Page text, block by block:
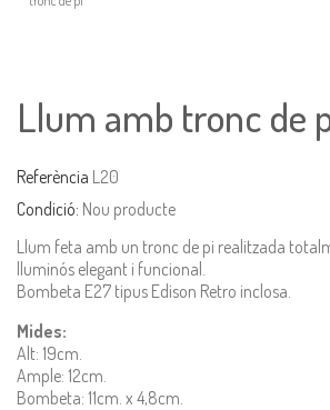
Llum amb tronc de
Referència L20
Condició: Nou producte
Llum feta amb un tronc de pi realitzada
lluminós elegant i funcional.
Bombeta E27 tipus Edison Retro inclosa.
Mides:
Alt: 19cm.
Ample: 12cm.
Bombeta: 11cm. x 4,8cm.